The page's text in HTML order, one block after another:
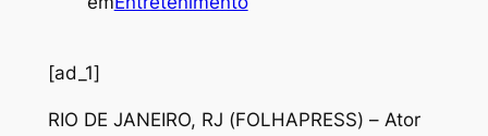
[ad_1]
RIO DE JANEIRO, RJ (FOLHAPRESS) – Ator